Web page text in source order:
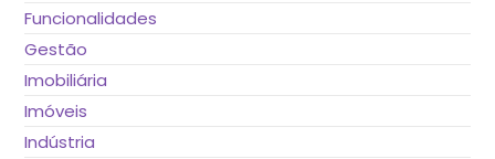
Funcionalidades
Gestão
Imobiliária
Imóveis
Indústria